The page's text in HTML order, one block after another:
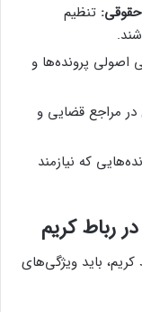
تنظیم
اصولی پرونده‌ها و
مراجع قضایی و
که نیازمند
رباط کریم
باید ویژگی‌های